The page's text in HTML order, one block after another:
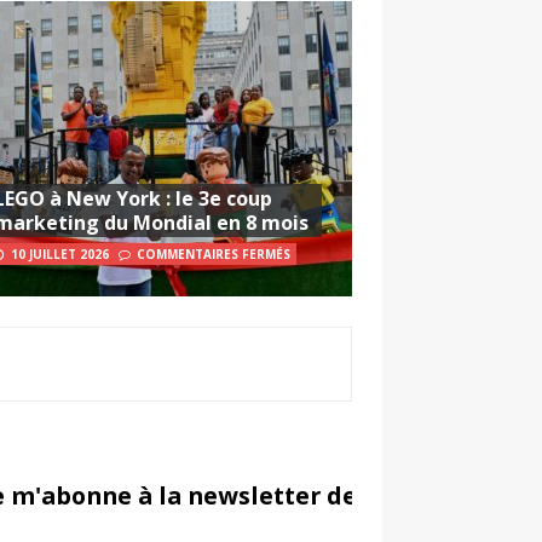
à New York : le 3e coup
du Mondial en 8 mois
10 JUILLET 2026 COMMENTAIRES FERMÉS
m'abonne à la newsletter de